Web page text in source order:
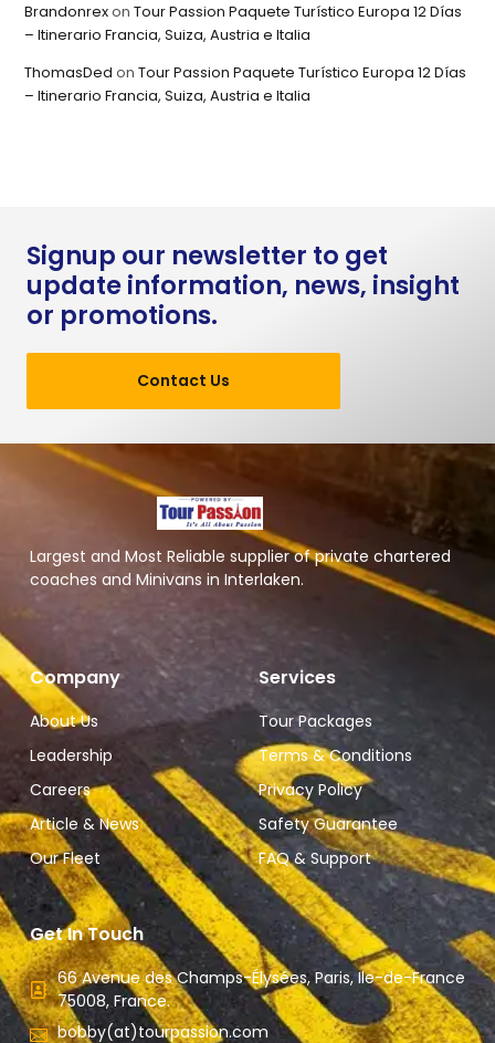
BrandonrexonTour Passion Paquete Turístico Europa 12 Días
– Itinerario Francia, Suiza, Austria e Italia
ThomasDed onTour Passion Paquete Turístico Europa 12 Días
– Itinerario Francia, Suiza, Austria e Italia
Signup our newsletter to get
update information, news, insight
or promotions.
Contact Us
Largest and Most Reliable supplier of private chartered
coaches and Minivans in Interlaken.
Company
About Us
Leadership
Careers
Article & News
Our Fleet
Services
Tour Packages
Terms & Conditions
Privacy Policy
Safety Guarantee
FAQ & Support
Get In Touch
66 Avenue des Champs-Élysées, Paris, Ile-de-France
75008, France.
bobby(at)tourpassion.com